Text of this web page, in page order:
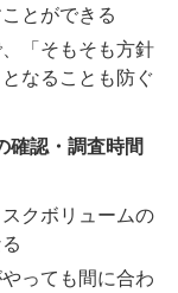
とができる
「そもそも方針
なることも防ぐ
確認・調査時間
クボリュームの
っても間に合わ